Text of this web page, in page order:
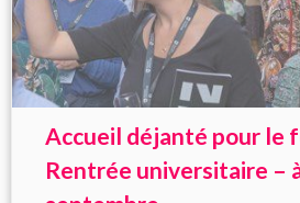
Accueil déjanté pour le
Rentrée universitaire –